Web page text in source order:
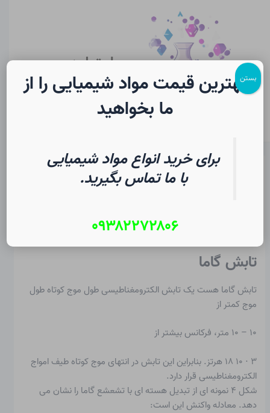
سایت لرن
شیمی
پرتوهای رادیواکتیو در شیمی |
Christopher J. Ziegler
تابش گاما
تابش گاما هست یک تابش الکترومغناطیسی طول موج کوتاه طول
موج کمتر از
۱۰ – ۱۰ متر، فرکانس بیشتر از
۳ ⋅ ۱۰ ۱۸ هرتز. بنابراین این تابش در انتهای موج کوتاه طیف امواج
الکترومغناطیسی قرار دارد.
شکل ۴ نمونه ای از تبدیل هسته ای با تشعشع گاما را نشان می
دهد. معادله واکنش این است:
بهترین قیمت مواد شیمیایی را از
ما بخواهید
برای خرید انواع مواد شیمیایی
با ما تماس بگیرید.
۰۹۳۸۲۲۷۲۸۰۶
بستن